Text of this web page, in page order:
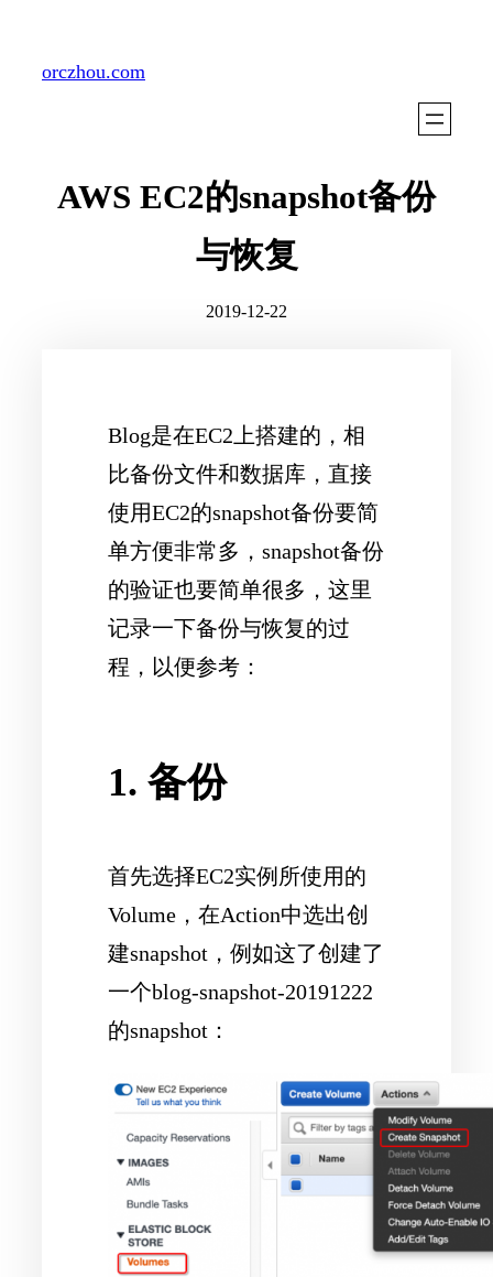
orczhou.com
AWS EC2的snapshot备份
与恢复
2019-12-22
Blog是在EC2上搭建的，相
比备份文件和数据库，直接
使用EC2的snapshot备份要简
单方便非常多，snapshot备份
的验证也要简单很多，这里
记录一下备份与恢复的过
程，以便参考：
1. 备份
首先选择EC2实例所使用的
Volume，在Action中选出创
建snapshot，例如这了创建了
一个blog-snapshot-20191222
的snapshot：